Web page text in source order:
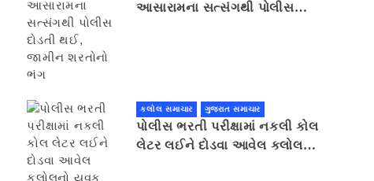
આસારામના સત્સંગથી પોલીસ
કલોલ સમાચાર ગુજરાત સમાચાર
પોલીસ ભરતી પરીક્ષામાં નકલી કોલ
લેટર લઈને દોડવા આવેલ કલોલનો